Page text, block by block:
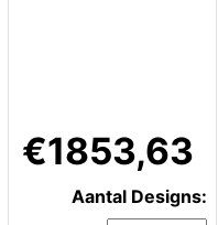
€1853,63
Aantal Designs: